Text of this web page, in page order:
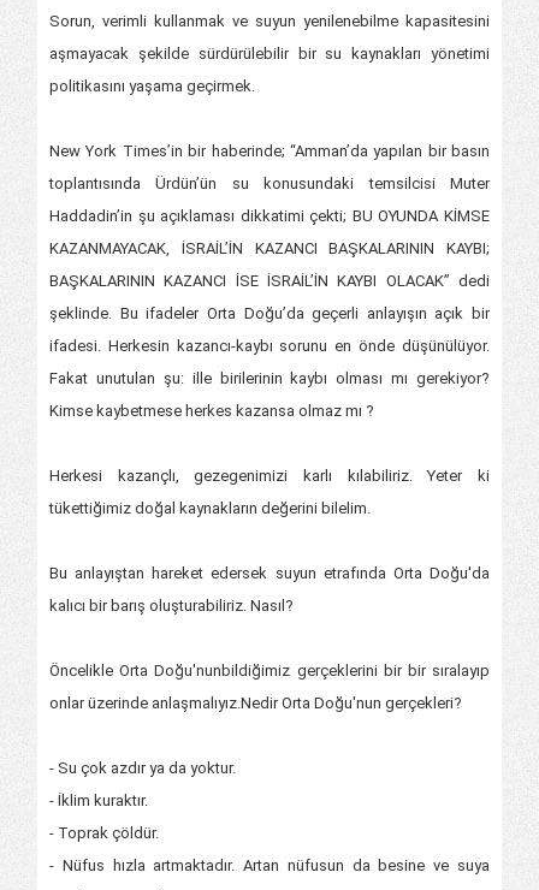
Sorun, verimli kullanmak ve suyun yenilenebilme kapasitesini
aşmayacak şekilde sürdürülebilir bir su kaynakları yönetimi
politikasını yaşama geçirmek.
New York Times’in bir haberinde; “Amman’da yapılan bir basın
toplantısında Ürdün’ün su konusundaki temsilcisi Muter
Haddadin’in şu açıklaması dikkatimi çekti; BU OYUNDA KİMSE
KAZANMAYACAK, İSRAİL’İN KAZANCI BAŞKALARININ KAYBI;
BAŞKALARININ KAZANCI İSE İSRAİL’İN KAYBI OLACAK” dedi
şeklinde. Bu ifadeler Orta Doğu’da geçerli anlayışın açık bir
ifadesi. Herkesin kazancı-kaybı sorunu en önde düşünülüyor.
Fakat unutulan şu: ille birilerinin kaybı olması mı gerekiyor?
Kimse kaybetmese herkes kazansa olmaz mı ?
Herkesi kazançlı, gezegenimizi karlı kılabiliriz. Yeter ki
tükettiğimiz doğal kaynakların değerini bilelim.
Bu anlayıştan hareket edersek suyun etrafında Orta Doğu'da
kalıcı bir barış oluşturabiliriz. Nasıl?
Öncelikle Orta Doğu'nunbildiğimiz gerçeklerini bir bir sıralayıp
onlar üzerinde anlaşmalıyız.Nedir Orta Doğu'nun gerçekleri?
- Su çok azdır ya da yoktur.
- İklim kuraktır.
- Toprak çöldür.
- Nüfus hızla artmaktadır. Artan nüfusun da besine ve suya